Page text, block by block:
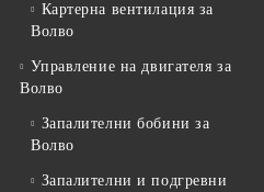
Картерна вентилация за
Волво
Управление на двигателя за
Волво
Запалителни бобини за
Волво
Запалителни и подгревни